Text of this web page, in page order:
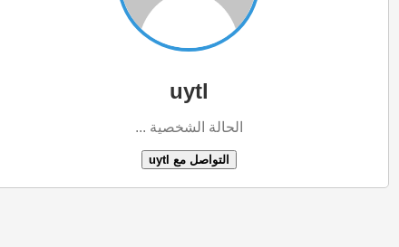
uytl
الحالة الشخصية ...
التواصل مع uytl